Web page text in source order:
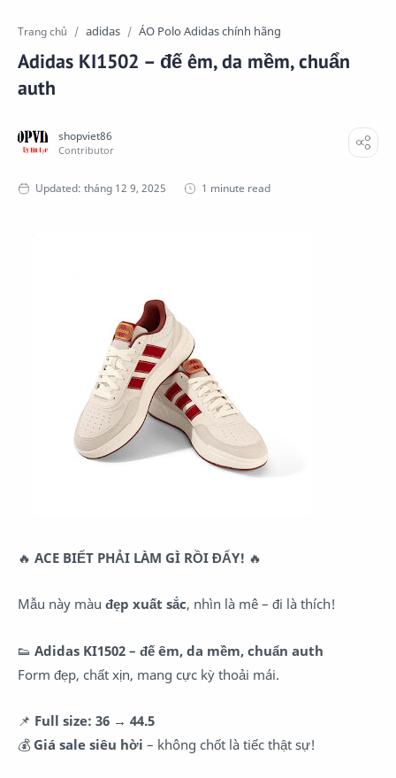
Trang chủ adidas ÁO Polo Adidas chính hãng
Adidas KI1502 – đế êm, da mềm, chuẩn
auth
1 minute read
🔥 ACE BIẾT PHẢI LÀM GÌ RỒI ĐẤY! 🔥
Mẫu này màu đẹp xuất sắc, nhìn là mê – đi là thích!
👟 Adidas KI1502 – đế êm, da mềm, chuẩn auth
Form đẹp, chất xịn, mang cực kỳ thoải mái.
📌 Full size: 36 → 44.5
💰 Giá sale siêu hời – không chốt là tiếc thật sự!